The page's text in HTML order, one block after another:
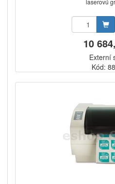
laserovú
10
Externí
Kód: